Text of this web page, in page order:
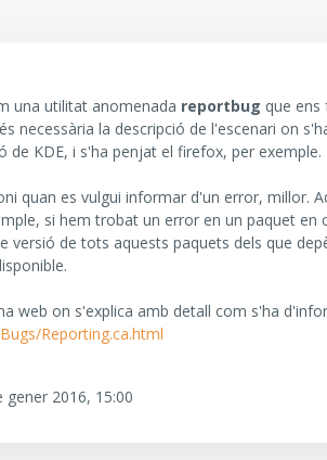
una utilitat anomenada reportbug que ens
necessària la descripció de l'escenari on
de KDE, i s'ha penjat el firefox, per exemple.
quan es vulgui informar d'un error, millor.
si hem trobat un error en un paquet en
versió de tots aquests paquets dels que
web on s'explica amb detall com s'ha
Reporting.ca.html
2016, 15:00